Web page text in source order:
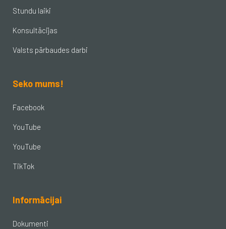
Stundu laiki
Konsultācijas
Valsts pārbaudes darbi
Seko mums!
Facebook
YouTube
YouTube
TikTok
Informācijai
Dokumenti